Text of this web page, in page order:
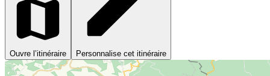
Ouvre l’itinéraire Personnalise cet itinéraire